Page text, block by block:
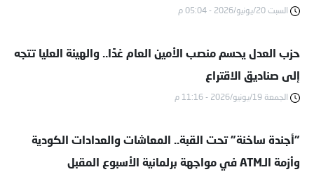
السبت 20/يونيو/2026 - 05:04 م
حزب العدل يحسم منصب الأمين العام غدًا.. والهيئة العليا تتجه
إلى صناديق الاقتراع
الجمعة 19/يونيو/2026 - 11:16 م
"أجندة ساخنة" تحت القبة.. المعاشات والعدادات الكودية
وأزمة الـATM في مواجهة برلمانية الأسبوع المقبل